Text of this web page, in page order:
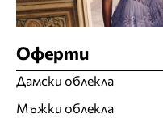
Оферти
Дамски облекла
Мъжки облекла